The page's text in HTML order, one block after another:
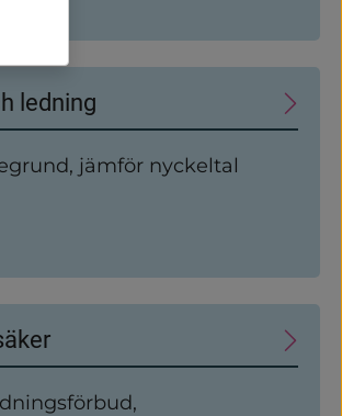
ledning
jämför nyckeltal